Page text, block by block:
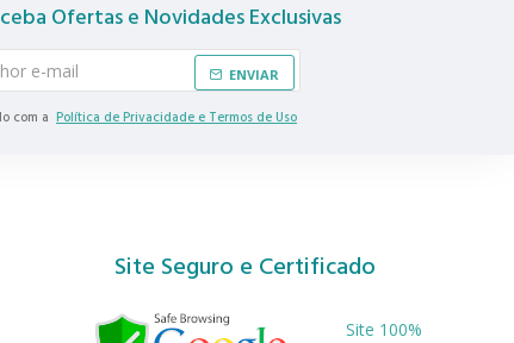
Ofertas e Novidades Exclusivas
ENVIAR
com a Política de Privacidade e Termos de Uso
Site Seguro e Certificado
Site 100%